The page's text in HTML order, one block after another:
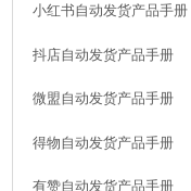
小红书自动发货产品手册
抖店自动发货产品手册
微盟自动发货产品手册
得物自动发货产品手册
有赞自动发货产品手册